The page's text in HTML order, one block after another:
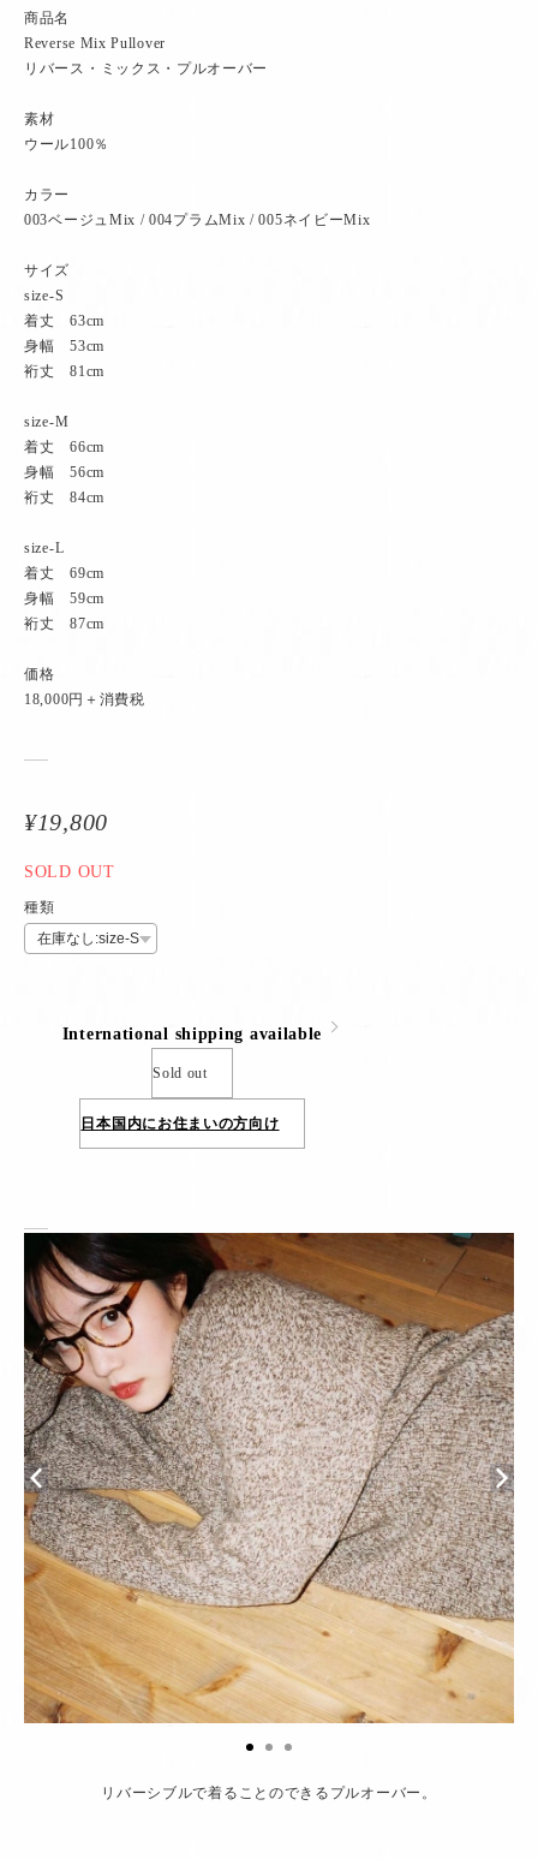
商品名
Reverse Mix Pullover
リバース・ミックス・プルオーバー
素材
ウール100％
カラー
003ベージュMix / 004プラムMix / 005ネイビーMix
サイズ
size-S
着丈 63cm
身幅 53cm
裄丈 81cm
size-M
着丈 66cm
身幅 56cm
裄丈 84cm
size-L
着丈 69cm
身幅 59cm
裄丈 87cm
価格
18,000円＋消費税
¥19,800
SOLD OUT
種類
International shipping available
Sold out
日本国内にお住まいの方向け
リバーシブルで着ることのできるプルオーバー。